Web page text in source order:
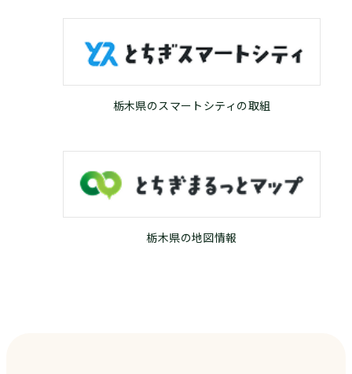
栃木県のスマートシティの取組
栃木県の地図情報